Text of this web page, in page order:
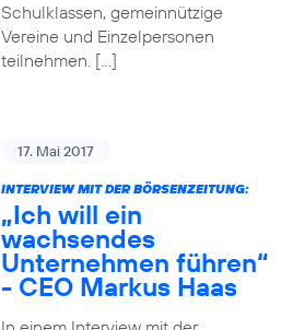
Schulklassen, gemeinnützige
Vereine und Einzelpersonen
teilnehmen. […]
17. Mai 2017
INTERVIEW MIT DER BÖRSENZEITUNG:
„Ich will ein
wachsendes
Unternehmen führen“
- CEO Markus Haas